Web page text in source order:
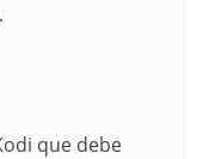
que debe